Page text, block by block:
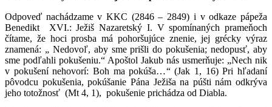
Odpoveď nachádzame v KKC (2846 – 2849) i v odkaze pápeža
Benedikt XVI.: Ježiš Nazaretský I. V spomínaných prameňoch
čítame, že hoci prosba má pohoršujúce znenie, jej grécky výraz
znamená: „ Nedovoľ, aby sme prišli do pokušenia; nedopusť, aby
sme podľahli pokušeniu.“ Apoštol Jakub nás usmerňuje: „Nech nik
v pokušení nehovorí: Boh ma pokúša…“ (Jak 1, 16) Pri hľadaní
pôvodcu pokušenia, pokúšanie Pána Ježiša na púšti nám odkrýva
jeho totožnosť (Mt 4, 1), pokušenie prichádza od Diabla.